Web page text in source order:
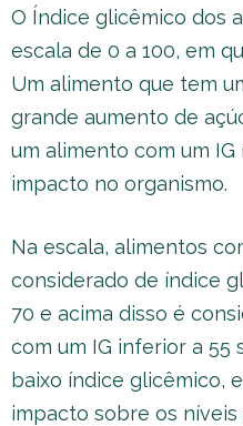
O Índice glicêmico dos
escala de 0 a 100, em
Um alimento que tem
grande aumento de
um alimento com um
impacto no organismo.
Na escala, alimentos
considerado de índice
70 e acima disso é
com um IG inferior a 55
baixo índice glicêmico,
impacto sobre os